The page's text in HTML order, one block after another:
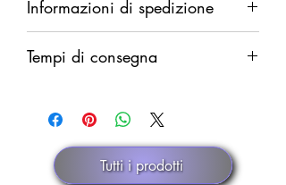
14 giorni dalla ricezione della merce.
Rimborso completo in caso di difetti.
Rimborso parziale (del solo costo della
merce al netto delle spese di
discrezionale.
Informazioni di spedizione
integrale in caso di smarrimento.
dello spedizioniere o dopo 30 giorni
Tempi di consegna
Tutti i prodotti